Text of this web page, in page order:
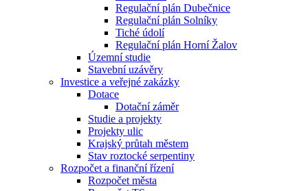
Regulační plán Dubečnice
Regulační plán Solníky
Tiché údolí
Regulační plán Horní Žalov
Územní studie
Stavební uzávěry
Investice a veřejné zakázky
Dotace
Dotační záměr
Studie a projekty
Projekty ulic
Krajský průtah městem
Stav roztocké serpentiny
Rozpočet a finanční řízení
Rozpočet města